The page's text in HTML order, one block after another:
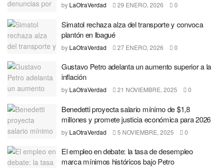
by LaOtraVerdad 29 ENERO, 2026 0
Simatol rechaza alza del transporte y convoca
plantón en Ibagué
by LaOtraVerdad 27 ENERO, 2026 0
Gustavo Petro adelanta un aumento superior a la
inflación
by LaOtraVerdad 21 NOVIEMBRE, 2025 0
Benedetti proyecta salario mínimo de $1,8
millones y promete justicia económica para 2026
by LaOtraVerdad 5 NOVIEMBRE, 2025 0
El empleo en debate: la tasa de desempleo
marca mínimos históricos bajo Petro